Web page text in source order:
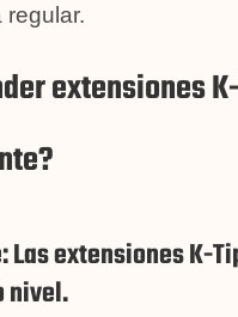
regular.
extensiones
Las extensiones K-
nivel.